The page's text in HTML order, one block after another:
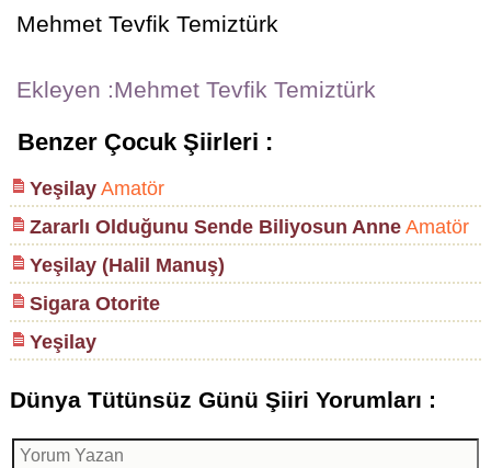
Mehmet Tevfik Temiztürk
Ekleyen :Mehmet Tevfik Temiztürk
Benzer Çocuk Şiirleri :
YeşilayAmatör
Zararlı Olduğunu Sende Biliyosun AnneAmatör
Yeşilay (Halil Manuş)
Sigara Otorite
Yeşilay
Dünya Tütünsüz Günü Şiiri Yorumları :